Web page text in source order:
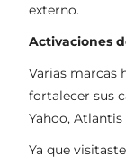
externo.
Activaciones
Varias marcas
fortalecer sus
Yahoo,
Ya que